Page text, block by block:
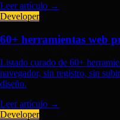
Leer artículo →
Developer
60+ herramientas web
Listado curado de 60+
navegador, sin registro, sin
diseño.
Leer artículo →
Developer